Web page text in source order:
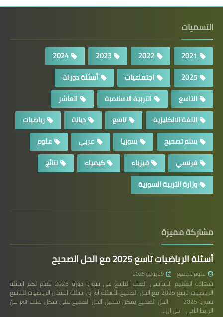
التسميات
2021
2022
2023
2024
2025
اجتماعيات
أسئلة دورات
التاسع
التربية الاسلامية
العاشر
اللغة الانكليزية
تاسع ديانة
رياضيات
سلم تصحيح
سوريا عربي
علوم
فرنسي
فيزياء كيمياء
نتائج
وزارة التربية السورية
مشاركة مميزة
أسئلة الرياضيات تاسع 2025 مع الحل الصحيح
علوم للجميع 29 يونيو 2025
شهادة التعليم الاساسي الصف التاسع في سوريا دورة 2025 نقدم لكم اسئلة
الرياضيات تاسع 2025 مع الحل الصحيح الأسئلة أوراق اسئلة امتحان الرياضيات للتاسع
سوريا 2025 الحل الصحيح يمكن تحميل الحل الصحيح على شكل ملف pdf من
الرابط الأتي حل ال…